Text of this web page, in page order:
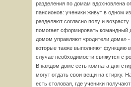
разделения по домам вдохновлена
пансионов: ученики живут в одном
разделяют согласно полу и
помогает сформировать командный
домом управляют «родители дома»
которые также выполняют функцию
случае необходимости свяжутся с
В каждом доме есть комната для
могут отдать свои вещи на стирку.
есть столовая, где ученики